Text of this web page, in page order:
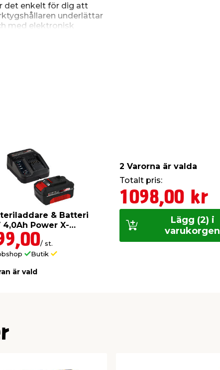
det enkelt för dig att
underlättar
med elektronisk
oscillationsdelen är
metaller (HSS)
min
& Batteri
4,0Ah Power X-
Einhell
/ st.
Butik
är vald
2 Varorna är valda
Totalt pris:
1098,00 kr
Lägg (2) i
varukorgen